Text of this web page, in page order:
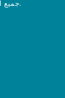
جميعسياسة الخصوصية.